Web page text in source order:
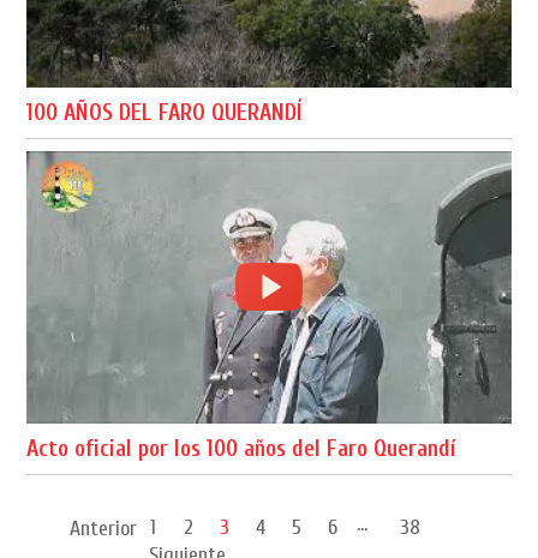
100 AÑOS DEL FARO QUERANDÍ
Acto oficial por los 100 años del Faro Querandí
Anterior 1 2 3 4 5 6 ...
38